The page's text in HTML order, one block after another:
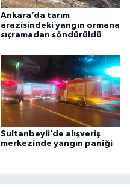
Ankara’da tarım
arazisindeki yangın ormana
sıçramadan söndürüldü
Sultanbeyli’de alışveriş
merkezinde yangın paniği